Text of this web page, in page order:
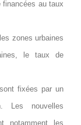
financées au taux
zones urbaines
le taux de
fixées par un
Les nouvelles
notamment les